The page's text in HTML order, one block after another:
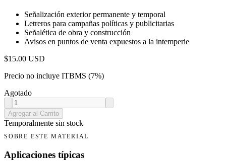
Señalización exterior permanente y temporal
Letreros para campañas políticas y publicitarias
Señalética de obra y construcción
Avisos en puntos de venta expuestos a la intemperie
$15.00 USD
Precio no incluye ITBMS (7%)
Agotado
Agregar al Carrito
Temporalmente sin stock
SOBRE ESTE MATERIAL
Aplicaciones típicas